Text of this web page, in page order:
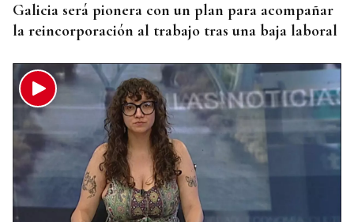
Galicia será pionera con un plan para acompañar
la reincorporación al trabajo tras una baja laboral